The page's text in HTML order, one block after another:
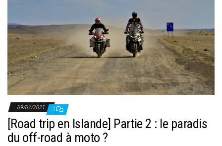
09/07/2021 3
[Road trip en Islande] Partie 2 : le paradis
du off-road à moto ?